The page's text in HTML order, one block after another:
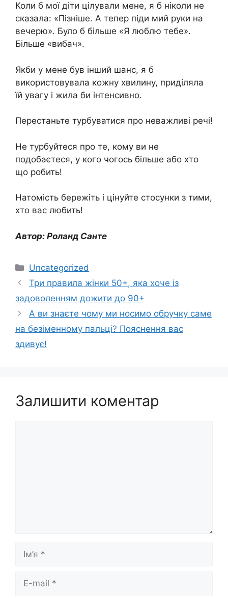
Коли б мої діти цілували мене, я б ніколи не
сказала: «Пізніше. А тепер піди мий руки на
вечерю». Було б більше «Я люблю тебе».
Більше «вибач».
Якби у мене був інший шанс, я б
використовувала кожну хвилину, приділяла
їй увагу і жила би інтенсивно.
Перестаньте турбуватися про неважливі речі!
Не турбуйтеся про те, кому ви не
подобаєтеся, у кого чогось більше або хто
що робить!
Натомість бережіть і цінуйте стосунки з тими,
хто вас любить!
Автор: Роланд Санте
Категорії
Uncategorized
Три правила жінки 50+, яка хоче із
задоволенням дожити до 90+
А ви знаєте чому ми носимо обручку саме
на безіменному пальці? Пояснення вас
здивує!
Залишити коментар
mail